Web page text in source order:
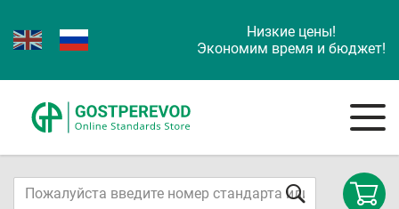
Низкие цены!
Экономим время и бюджет!